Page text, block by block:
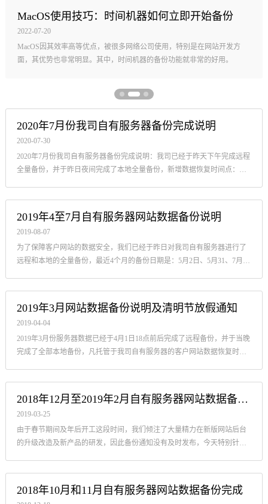
即开始备份
特别是在网站开发方
能就非常的好用。
CuteFTP Mac版如何备份站点管理
CuteFTP是一款非常简单好用的FTP软件，但
且不提供技术支持，本文将介绍我们是如何备份导
2020年7月份我司自有服务器备份完成说明
2020-07-30
2020年7月份我司自有服务器备份完成说明：我司已经于昨天下午完成远程
全量备份，并于昨日夜间完成了本地全量备份，新增数据恢复时间点：
2020年7月29日下午18点。
2019年4至7月自有服务器网站数据备份说明
2019-08-07
为了保障客户网站的数据安全，我们已经于昨日对我司自有服务器进行了
远程和本地的全量备份，最近4个月的备份日期是：5月2日、5月31、7月2
日、8月6日
2019年3月网站数据备份说明及清明节放假通知
2019-04-04
2019年3月份服务器数据已经于4月1日18点前后完成了远程备份，并于当晚
完成了全部本地备份，凡托管于我司自有服务器的客户网站数据恢复时间
点新增4月1日18点。
2018年12月至2019年2月自有服务器网站数据备份说明
2019-03-25
由于春节期间及年后开工这段时间，我们倾注了大量精力在新版网站后台
的升级改造及新产品的研发，因此备份通知没有及时发布，今天特别针对
2018年12月至2019年2月自有服务器网站数据备份进行说明。
2018年10月和11月自有服务器网站数据备份完成